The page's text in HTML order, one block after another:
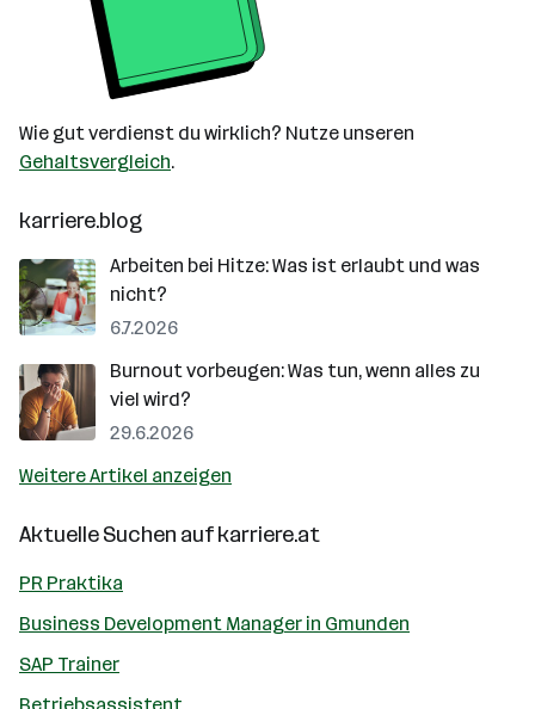
Wie gut verdienst du wirklich? Nutze unseren
Gehaltsvergleich.
karriere.blog
Arbeiten bei Hitze: Was ist erlaubt und was
nicht?
6.7.2026
Burnout vorbeugen: Was tun, wenn alles zu
viel wird?
29.6.2026
Weitere Artikel anzeigen
Aktuelle Suchen aufkarriere.at
PR Praktika
Business Development Manager in Gmunden
SAP Trainer